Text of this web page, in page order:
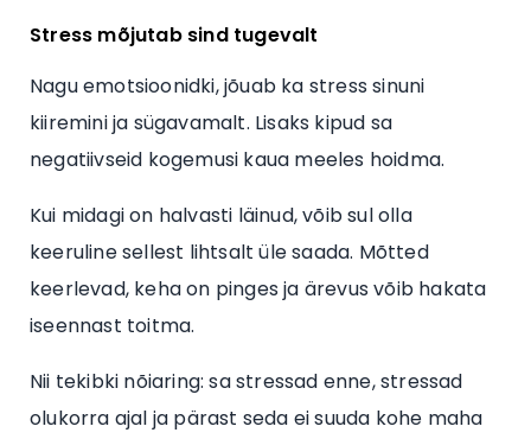
Stress mõjutab sind tugevalt
Nagu emotsioonidki, jõuab ka stress sinuni
kiiremini ja sügavamalt. Lisaks kipud sa
negatiivseid kogemusi kaua meeles hoidma.
Kui midagi on halvasti läinud, võib sul olla
keeruline sellest lihtsalt üle saada. Mõtted
keerlevad, keha on pinges ja ärevus võib hakata
iseennast toitma.
Nii tekibki nõiaring: sa stressad enne, stressad
olukorra ajal ja pärast seda ei suuda kohe maha